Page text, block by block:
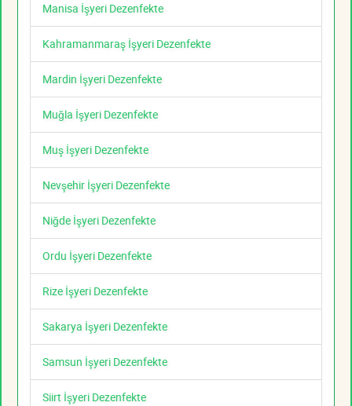
Manisa İşyeri Dezenfekte
Kahramanmaraş İşyeri Dezenfekte
Mardin İşyeri Dezenfekte
Muğla İşyeri Dezenfekte
Muş İşyeri Dezenfekte
Nevşehir İşyeri Dezenfekte
Niğde İşyeri Dezenfekte
Ordu İşyeri Dezenfekte
Rize İşyeri Dezenfekte
Sakarya İşyeri Dezenfekte
Samsun İşyeri Dezenfekte
Siirt İşyeri Dezenfekte